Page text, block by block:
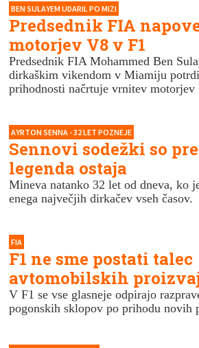
BEN SULAYEM UDARIL PO MIZI
Predsednik FIA
motorjev V8 v F1
Predsednik FIA Mohammed Ben
dirkaškim vikendom v Miamiju
prihodnosti načrtuje vrnitev motorjev
AYRTON SENNA - 32 LET POZNEJE
Sennovi sodežki so
legenda ostaja
Mineva natanko 32 let od dneva, ko
enega največjih dirkačev vseh časov.
FIA
F1 ne sme postati talec
avtomobilskih
V F1 se vse glasneje odpirajo
pogonskih sklopov po prihodu novih